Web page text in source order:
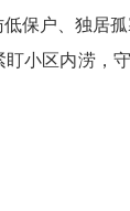
保户、独居
小区内涝，